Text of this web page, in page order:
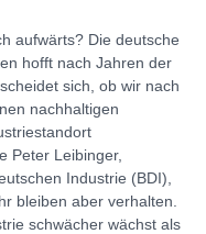
aufwärts? Die deutsche
hofft nach Jahren der
sich, ob wir nach
nachhaltigen
Peter Leibinger,
Industrie (BDI),
bleiben aber verhalten.
schwächer wächst als